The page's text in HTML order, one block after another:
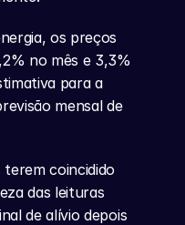
os preços
no mês e 3,3%
para a
mensal de
terem coincidido
das leituras
de alívio depois